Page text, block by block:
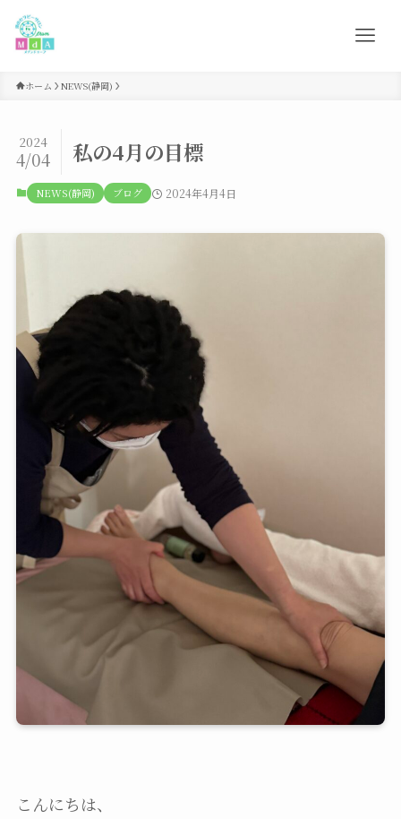
ホーム NEWS(静岡)
私の4月の目標
2024
4/04
NEWS(静岡) ブログ 2024年4月4日
こんにちは、